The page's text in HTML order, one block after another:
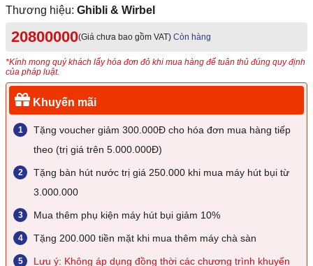
Thương hiệu: Ghibli & Wirbel
20800000(Giá chưa bao gồm VAT) Còn hàng
*Kính mong quý khách lấy hóa đơn đỏ khi mua hàng để tuân thủ đúng quy định
của pháp luật.
Khuyến mãi
Tặng voucher giảm 300.000Đ cho hóa đơn mua hàng tiếp
theo (trị giá trên 5.000.000Đ)
Tặng bàn hút nước trị giá 250.000 khi mua máy hút bụi từ
3.000.000
Mua thêm phụ kiện máy hút bụi giảm 10%
Tặng 200.000 tiền mặt khi mua thêm máy chà sàn
Lưu ý: Không áp dụng đồng thời các chương trình khuyến